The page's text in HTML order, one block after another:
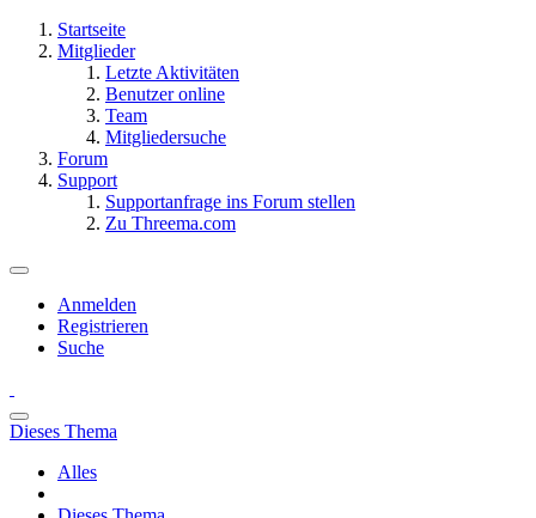
Startseite
Mitglieder
Letzte Aktivitäten
Benutzer online
Team
Mitgliedersuche
Forum
Support
Supportanfrage ins Forum stellen
Zu Threema.com
Anmelden
Registrieren
Suche
Dieses Thema
Alles